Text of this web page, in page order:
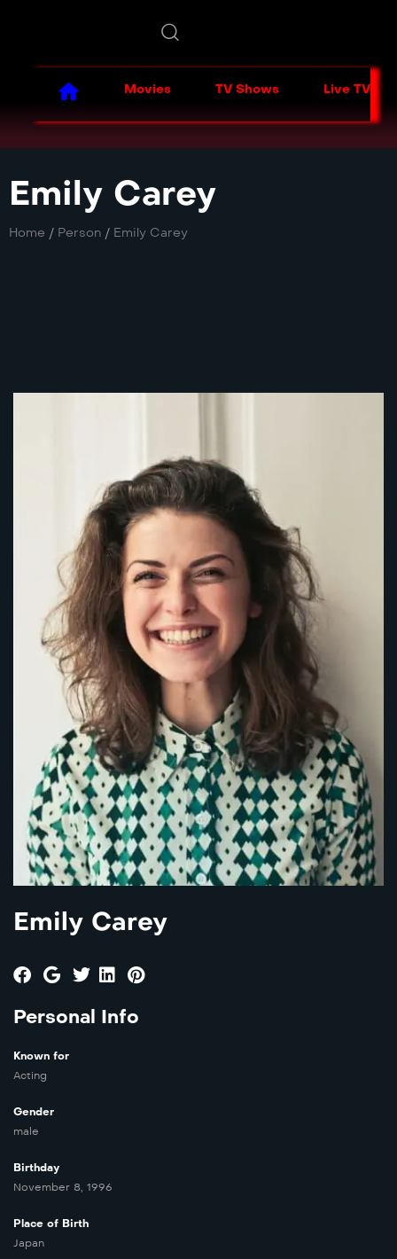
Movies TV Shows Live TV
Emily Carey
Home / Person / Emily Carey
Emily Carey
Personal Info
Known for
Acting
Gender
male
Birthday
November 8, 1996
Place of Birth
Japan